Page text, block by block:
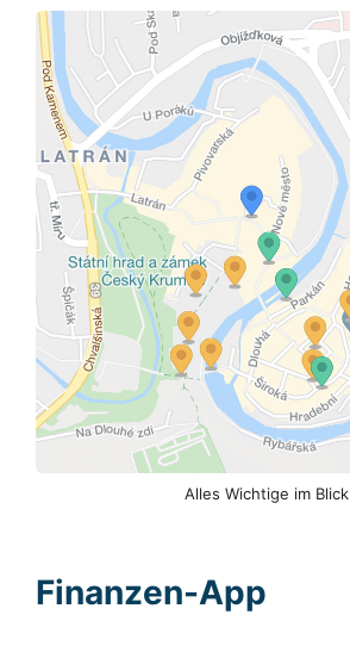
Alles Wichtige im Blick
Finanzen-App